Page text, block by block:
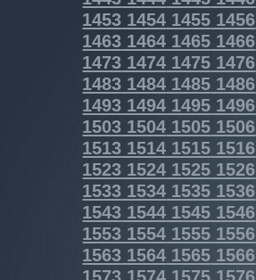
1453 1454 1455 1456
1463 1464 1465 1466
1473 1474 1475 1476
1483 1484 1485 1486
1493 1494 1495 1496
1503 1504 1505 1506
1513 1514 1515 1516
1523 1524 1525 1526
1533 1534 1535 1536
1543 1544 1545 1546
1553 1554 1555 1556
1563 1564 1565 1566